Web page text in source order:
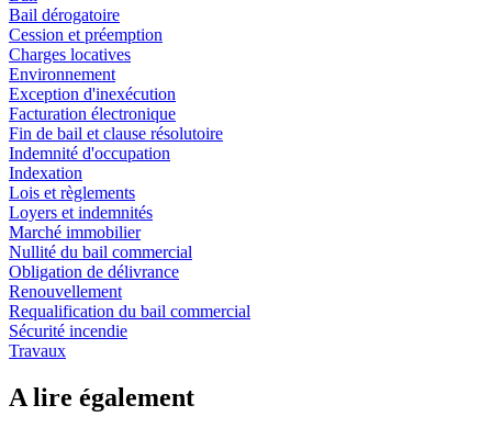
Bail dérogatoire
Cession et préemption
Charges locatives
Environnement
Exception d'inexécution
Facturation électronique
Fin de bail et clause résolutoire
Indemnité d'occupation
Indexation
Lois et règlements
Loyers et indemnités
Marché immobilier
Nullité du bail commercial
Obligation de délivrance
Renouvellement
Requalification du bail commercial
Sécurité incendie
Travaux
A lire également